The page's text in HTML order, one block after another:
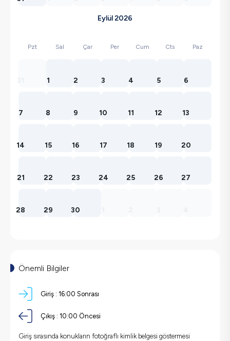
Eylül 2026
Pzt Sal Çar Per Cum Cts Paz
1 2 3 4 5 6
7 8 9 10 11 12 13
14 15 16 17 18 19 20
21 22 23 24 25 26 27
28 29 30
Önemli Bilgiler
Giriş : 16:00 Sonrası
Çıkış : 10:00 Öncesi
Giriş sırasında konukların fotoğraflı kimlik belgesi göstermesi